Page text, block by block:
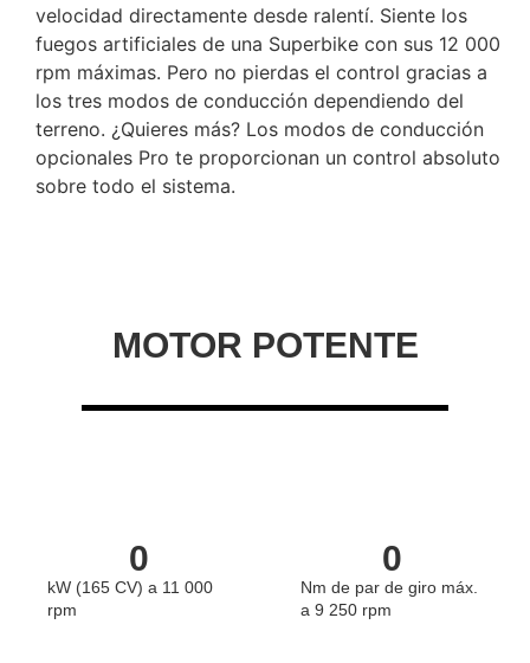
velocidad directamente desde ralentí. Siente los
fuegos artificiales de una Superbike con sus 12 000
rpm máximas. Pero no pierdas el control gracias a
los tres modos de conducción dependiendo del
terreno. ¿Quieres más? Los modos de conducción
opcionales Pro te proporcionan un control absoluto
sobre todo el sistema.
MOTOR POTENTE
kW (165 CV) a 11 000
rpm
0
Nm de par de giro máx.
a 9 250 rpm
0